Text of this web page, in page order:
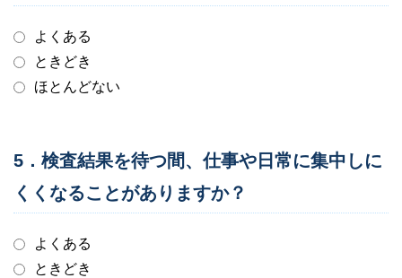
よくある
ときどき
ほとんどない
5．検査結果を待つ間、仕事や日常に集中しに
くくなることがありますか？
よくある
ときどき